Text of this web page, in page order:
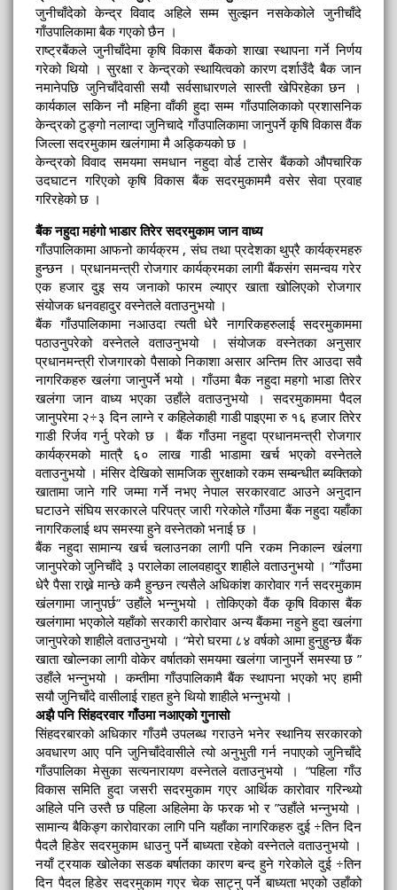
जुनीचाँदेको केन्द्र विवाद अहिले सम्म सुल्झन नसकेकोले जुनीचाँदे
गाँउपालिकामा बैक गएको छैन ।
राष्ट्रबैंकले जुनीचाँदेमा कृषि विकास बैंकको शाखा स्थापना गर्ने निर्णय
गरेको थियो । सुरक्षा र केन्द्रको स्थायित्वको कारण दर्शाउँदै बैक जान
नमानेपछि जुनिचाँदेवासी सयौ सर्वसाधारणले सास्ती खेपिरहेका छन ।
कार्यकाल सकिन नौ महिना वाँकी हुदा सम्म गाँउपालिकाको प्रशासनिक
केन्द्रको टुङ्गो नलाग्दा जुनिचादे गाँउपालिकामा जानुपर्ने कृषि विकास वैंक
जिल्ला सदरमुकाम खलंगामा मै अड्कियको छ ।
केन्द्रको विवाद समयमा समधान नहुदा वोर्ड टासेर बैंकको औपचारिक
उदघाटन गरिएको कृषि विकास बैंक सदरमुकाममै वसेर सेवा प्रवाह
गरिरहेको छ ।
बैंक नहुदा महंगो भाडार तिरेर सदरमुकाम जान वाध्य
गाँउपालिकामा आफनो कार्यक्रम , संघ तथा प्रदेशका थुप्रै कार्यक्रमहरु
हुन्छन । प्रधानमन्त्री रोजगार कार्यक्रमका लागी बैंकसंग समन्वय गरेर
एक हजार दुइ सय जनाको फारम ल्याएर खाता खोलिएको रोजगार
संयोजक धनवहादुर वस्नेतले वताउनुभयो ।
बैंक गाँउपालिकामा नआउदा त्यती धेरै नागरिकहरुलाई सदरमुकाममा
पठाउनुपरेको वस्नेतले वताउनुभयो । संयोजक वस्नेतका अनुसार
प्रधानमन्त्री रोजगारको पैसाको निकाशा असार अन्तिम तिर आउदा सवै
नागरिकहरु खलंगा जानुपर्ने भयो । गाँउमा बैक नहुदा महगो भाडा तिरेर
खलंगा जान वाध्य भएका उहाँले वताउनुभयो । सदरमुकाममा पैदल
जानुपरेमा २÷३ दिन लाग्ने र कहिलेकाही गाडी पाइएमा रु १६ हजार तिरेर
गाडी रिर्जव गर्नु परेको छ । बैंक गाँउमा नहुदा प्रधानमन्त्री रोजगार
कार्यक्रमको मात्रै ६० लाख गाडी भाडामा खर्च भएको वस्नेतले
वताउनुभयो । मंसिर देखिको सामजिक सुरक्षाको रकम सम्बन्धीत ब्यक्तिको
खातामा जाने गरि जम्मा गर्ने नभए नेपाल सरकारवाट आउने अनुदान
घटाउने संघिय सरकारले परिपत्र जारी गरेकोले गाँउमा बैंक नहुदा यहाँका
नागरिकलाई थप समस्या हुने वस्नेतको भनाई छ ।
बैंक नहुदा सामान्य खर्च चलाउनका लागी पनि रकम निकाल्न खंलगा
जानुपरेको जुनिचाँदे ३ परालेका लालवहादुर शाहीले वताउनुभयो । “गाँउमा
धेरै पैसा राख्ने मान्छे कमै हुन्छन त्यसैले अधिकांश कारोवार गर्न सदरमुकाम
खंलगामा जानुपर्छ” उहाँले भन्नुभयो । तोकिएको वैंक कृषि विकास बैंक
खलंगामा भएकोले यहाँको सरकारी कारोवार अन्य बैंकमा नहुने हुदा खलंगा
जानुपरेको शाहीले वताउनुभयो । “मेरो घरमा ८४ वर्षको आमा हुनुहुन्छ बैंक
खाता खोल्नका लागी वोकेर वर्षातको समयमा खलंगा जानुपर्ने समस्या छ ”
उहाँले भन्नुभयो । कम्तीमा गाँउपालिकामै बैंक स्थापना भएको भए हामी
सयौ जुनिचाँदे वासीलाई राहत हुने थियो शाहीले भन्नुभयो ।
अझै पनि सिंहदरवार गाँउमा नआएको गुनासो
सिंहदरबारको अधिकार गाँउमै उपलब्ध गराउने भनेर स्थानिय सरकारको
अवधारण आए पनि जुनिचाँदेवासीले त्यो अनुभुती गर्न नपाएको जुनिचाँदे
गाँउपालिका मेसुका सत्यनारायण वस्नेतले वताउनुभयो । “पहिला गाँउ
विकास समिति हुदा जसरी सदरमुकाम गएर आर्थिक कारोवार गरिन्थ्यो
अहिले पनि उस्तै छ पहिला अहिलेमा के फरक भो र ”उहाँले भन्नुभयो ।
सामान्य बैकिङ्ग कारोवारका लागि पनि यहाँका नागरिकहरु दुई ÷तिन दिन
पैदलै हिडेर सदरमुकाम धाउनु पर्ने बाध्यता रहेको वस्नेतले वताउनुभयो ।
नयाँ ट्रयाक खोलेका सडक बर्षातका कारण बन्द हुने गरेकोले दुई ÷तिन
दिन पैदल हिडेर सदरमुकाम गएर चेक साट्नु पर्ने बाध्यता भएको उहाँको